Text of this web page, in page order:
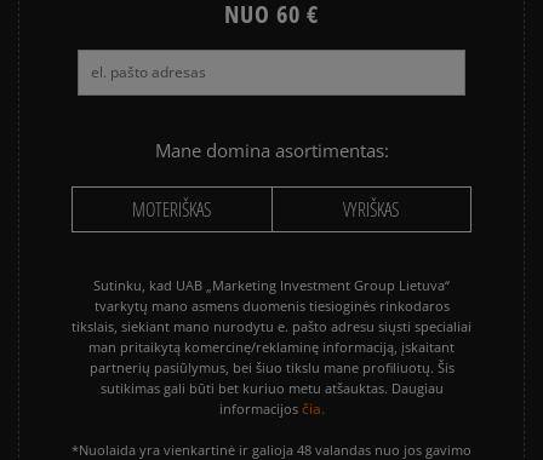
NUO 60 €
Mane domina asortimentas:
MOTERIŠKAS VYRIŠKAS
Sutinku, kad UAB „Marketing Investment Group Lietuva“
tvarkytų mano asmens duomenis tiesioginės rinkodaros
tikslais, siekiant mano nurodytu e. pašto adresu siųsti specialiai
man pritaikytą komercinę/reklaminę informaciją, įskaitant
partnerių pasiūlymus, bei šiuo tikslu mane profiliuotų. Šis
sutikimas gali būti bet kuriuo metu atšauktas. Daugiau
informacijos čia.
*Nuolaida yra vienkartinė ir galioja 48 valandas nuo jos gavimo